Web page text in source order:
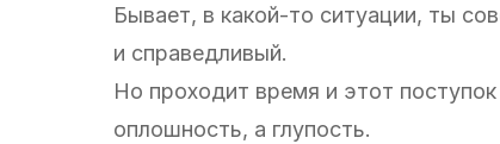
Бывает, в какой-то ситуации, ты
и справедливый.
Но проходит время и этот
оплошность, а глупость.